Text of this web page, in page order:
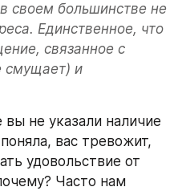
своем большинстве не
Единственное, что
связанное с
смущает) и
не указали наличие
вас тревожит,
удовольствие от
Часто нам